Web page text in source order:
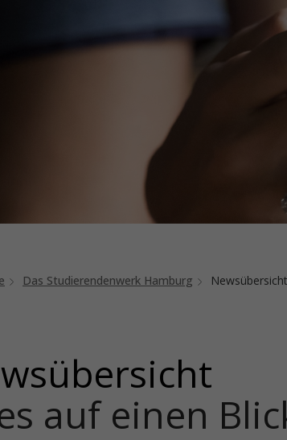
Das Studierendenwerk Hamburg Newsübersicht
auf einen